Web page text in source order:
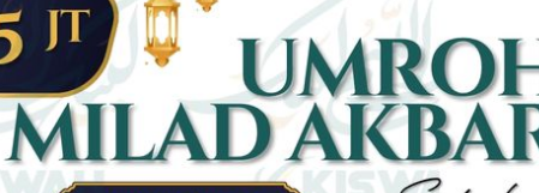
DISCLAIMER
PEDOMAN MEDIA SIBER
JARINGAN SOCIAL
Facebook Twitter
Linkedin
Youtube